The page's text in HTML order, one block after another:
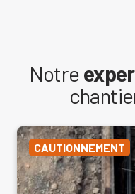
Notre
CAUTIONNEMENT